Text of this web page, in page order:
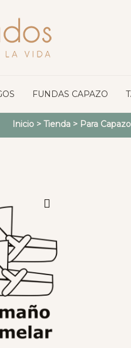
FUNDAS CAPAZO
Inicio> Tienda> Para Capazo